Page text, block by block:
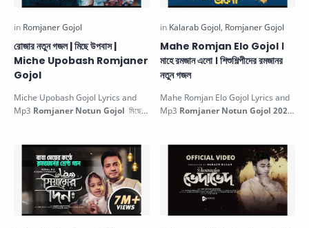
রোজার নতুন গজল | মিছে উপবাস |
Miche Upobash Romjaner
Gojol
Miche Upobash Gojol Lyrics and
Mp3 Romjaner Notun Gojol মিছে
Mahe Romjan Elo Gojol ।
মাহে রমজান এলো । শিশুশিল্পীদের রমজানর
নতুন গজল
Mahe Romjan Elo Gojol Lyrics and
Mp3 Romjaner Notun Gojol 2024